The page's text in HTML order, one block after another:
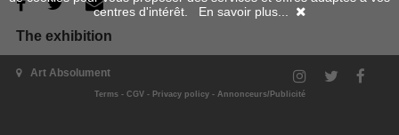
The exhibition
Art Absolument
Terms- CGV- Privacy policy- Annonceurs/Publicité
centres d'intérêt. En savoir plus...